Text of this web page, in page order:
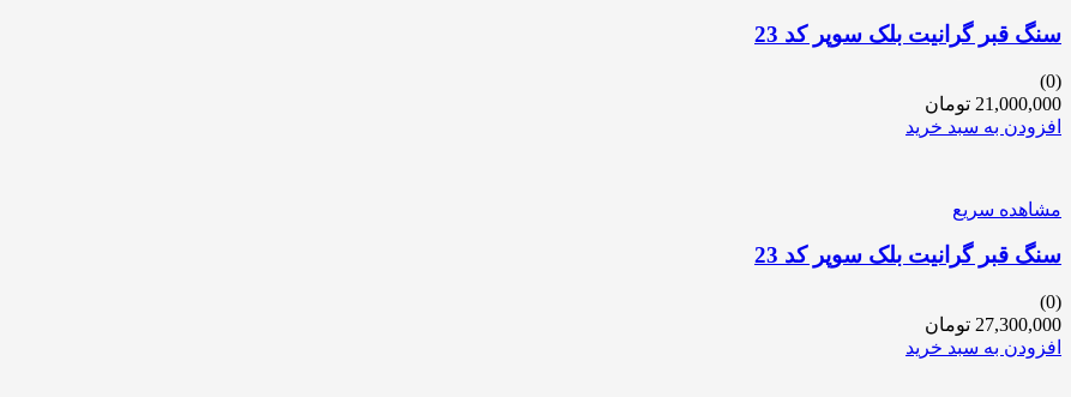
سنگ قبر گرانیت بلک سوپر کد 23
(0)
21,000,000 تومان
افزودن به سبد خرید
مشاهده سریع
سنگ قبر گرانیت بلک سوپر کد 23
(0)
27,300,000 تومان
افزودن به سبد خرید